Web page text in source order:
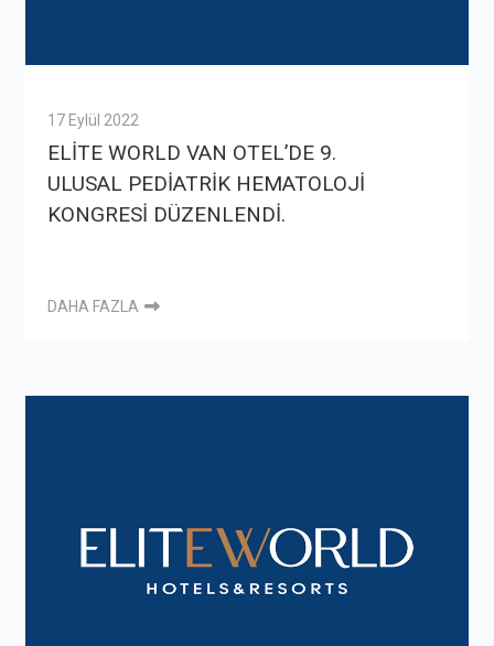
17 Eylül 2022
ELİTE WORLD VAN OTEL’DE 9.
ULUSAL PEDİATRİK HEMATOLOJİ
KONGRESİ DÜZENLENDİ.
DAHA FAZLA